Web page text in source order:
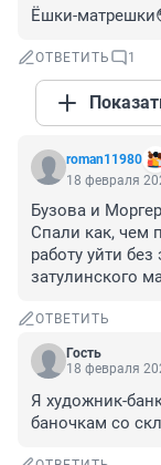
Ёшки-
ОТВЕТИТЬ 1
roman11980
18 февраля
Бузова и
Спали как, чем
работу уйти
затулинского
ОТВЕТИТЬ
Гость
18 февраля
Я художник-
баночкам со